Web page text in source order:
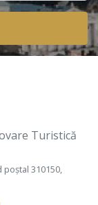
Turistică
poștal 310150,